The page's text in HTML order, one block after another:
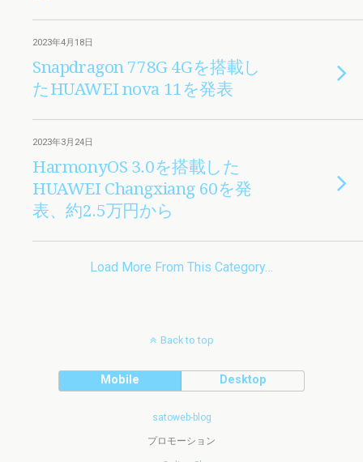
2023年4月18日
Snapdragon 778G 4Gを搭載し
たHUAWEI nova 11を発表
2023年3月24日
HarmonyOS 3.0を搭載した
HUAWEI Changxiang 60を発
表、約2.5万円から
Load More From This Category…
Back to top
Mobile Desktop
satoweb-blog
プロモーション